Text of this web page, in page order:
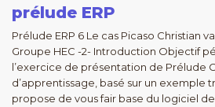
prélude ERP
Prélude ERP 6 Le cas Picaso Christian
Groupe HEC -2- Introduction Objectif
l’exercice de présentation de Prélude
d’apprentissage, basé sur un exemple
propose de vous fair base du logiciel